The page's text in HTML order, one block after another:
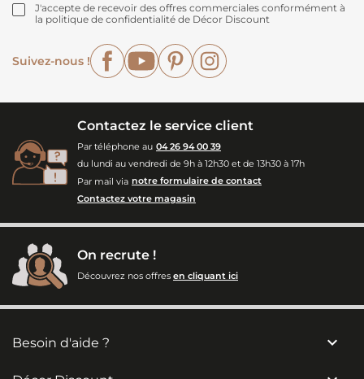
J'accepte de recevoir des offres commerciales conformément à
la politique de confidentialité de Décor Discount
Suivez-nous !
FacebookYouTubePinterest
Contactez le service client
Par téléphone au 04 26 94 00 39
du lundi au vendredi de 9h à 12h30 et de 13h30 à 17h
Par mail via notre formulaire de contact
Contactez votre magasin
On recrute !
Découvrez nos offres en cliquant ici
Besoin d'aide ? 